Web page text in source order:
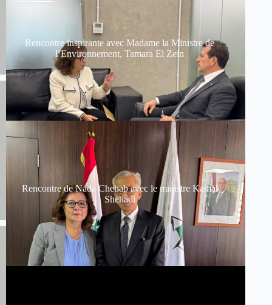
Rencontre inspirante avec Madame la Ministre de
l’Environnement, Tamara El Zein
Rencontre de Nada Chehab avec le ministre Kamal
Shehadi